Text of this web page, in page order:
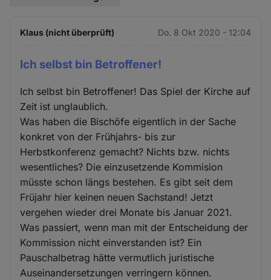
Klaus (nicht überprüft) Do. 8 Okt 2020 - 12:04
Ich selbst bin Betroffener!
Ich selbst bin Betroffener! Das Spiel der Kirche auf
Zeit ist unglaublich.
Was haben die Bischöfe eigentlich in der Sache
konkret von der Frühjahrs- bis zur
Herbstkonferenz gemacht? Nichts bzw. nichts
wesentliches? Die einzusetzende Kommision
müsste schon längs bestehen. Es gibt seit dem
Früjahr hier keinen neuen Sachstand! Jetzt
vergehen wieder drei Monate bis Januar 2021.
Was passiert, wenn man mit der Entscheidung der
Kommission nicht einverstanden ist? Ein
Pauschalbetrag hätte vermutlich juristische
Auseinandersetzungen verringern können.